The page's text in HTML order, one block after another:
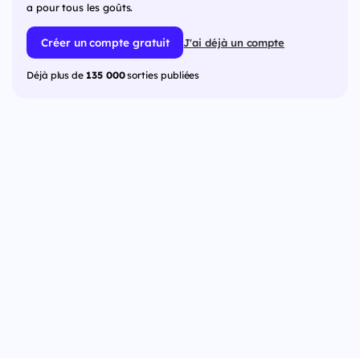
a pour tous les goûts.
Créer un compte gratuit J'ai déjà un compte
Déjà plus de 135 000sorties publiées